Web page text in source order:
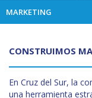
MARKETING
CONSTRUIMOS
En Cruz del Sur, la
una herramienta